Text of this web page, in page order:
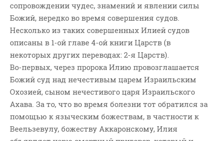
сопровождении чудес, знамений и явлении силы
Божий, нередко во время совершения судов.
Несколько из таких совершенных Илией судов
описаны в 1-ой главе 4-ой книги Царств (в
некоторых других переводах: 2-я Царств).
Во-первых, через пророка Илию провозглашается
Божий суд над нечестивым царем Израильским
Охозией, сыном нечестивого царя Израильского
Ахава. За то, что во время болезни тот обратился за
помощью к языческим божествам, в частности к
Веельзевулу, божеству Аккаронскому, Илия